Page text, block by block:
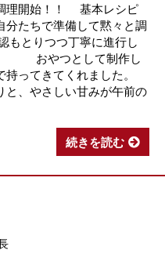
理開始！！ 基本レシピ
分たちで準備して黙々と調
とりつつ丁寧に進行し
。 おやつとして制作し
ってきてくれました。
、やさしい甘みが午前の
続きを読む